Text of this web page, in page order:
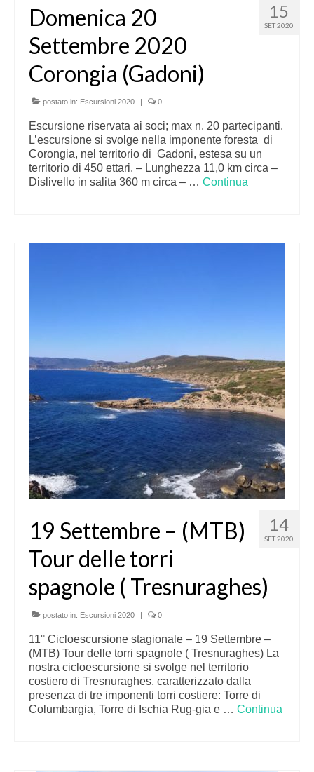
15
SET 2020
Domenica 20
Settembre 2020
Corongia (Gadoni)
postato in: Escursioni 2020 | 0
Escursione riservata ai soci; max n. 20 partecipanti.
L’escursione si svolge nella imponente foresta di
Corongia, nel territorio di Gadoni, estesa su un
territorio di 450 ettari. – Lunghezza 11,0 km circa –
Dislivello in salita 360 m circa – … Continua
14
SET 2020
19 Settembre – (MTB)
Tour delle torri
spagnole ( Tresnuraghes)
postato in: Escursioni 2020 | 0
11° Cicloescursione stagionale – 19 Settembre –
(MTB) Tour delle torri spagnole ( Tresnuraghes) La
nostra cicloescursione si svolge nel territorio
costiero di Tresnuraghes, caratterizzato dalla
presenza di tre imponenti torri costiere: Torre di
Columbargia, Torre di Ischia Rug-gia e … Continua